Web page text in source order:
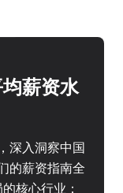
薪资水
深入洞察中国
的薪资指南全
核心行业：